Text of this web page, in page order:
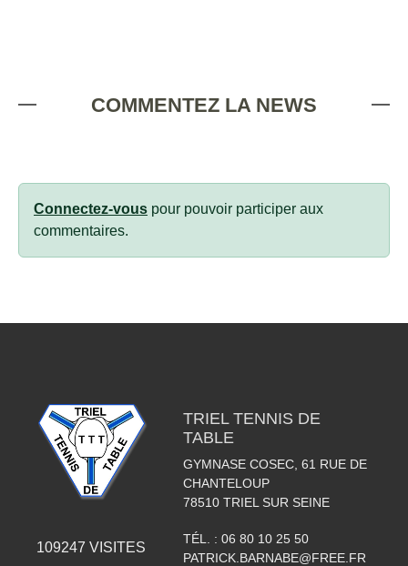
COMMENTEZ LA NEWS
Connectez-vous pour pouvoir participer aux
commentaires.
109247 VISITES
TRIEL TENNIS DE
TABLE
GYMNASE COSEC, 61 RUE DE
CHANTELOUP
78510 TRIEL SUR SEINE
TÉL. : 06 80 10 25 50
PATRICK.BARNABE@FREE.FR